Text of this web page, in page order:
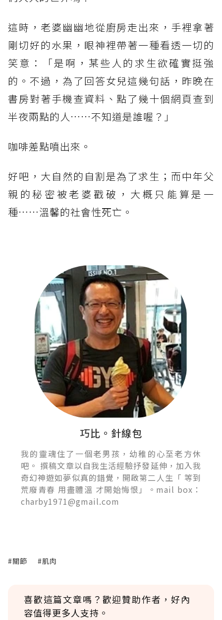
這時，老婆幽幽地從廚房走出來，手裡拿著
剛切好的水果，眼神裡帶著一種看透一切的
笑意：「是啊，某些人的求生欲確實挺強
的。不過，為了回答女兒這幾句話，昨晚在
書房對著手機查資料、點了幾十個網頁查到
半夜兩點的人……不知道是誰喔？」
咖啡差點噴出來。
好吧，大自然的自割是為了求生；而中年父
親的秘密被老婆戳破，大概只能算是一
種……溫馨的社會性死亡。
巧比。針線包
我的靈魂住了一個老男孩，幼稚的心至老方休
吧。 撰稿文章以自我生活經驗抒發延伸，加入我
奇幻神遊如夢似真的錯覺，開啟第二人生「 等到
荒廢青春 用盡體溫 才開始悔恨」。mail box：
charby1971@gmail.com
#關節 #肌肉
喜歡這篇文章嗎？歡迎贊助作者，好內
容值得更多人支持。